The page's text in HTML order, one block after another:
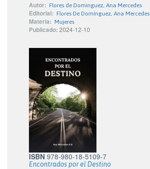
Autor: Flores de Dominguez, Ana Mercedes
Editorial: Flores De Domínguez, Ana Mercedes
Materia: Mujeres
Publicado: 2024-12-10
ISBN 978-980-18-5109-7
Encontrados por el Destino